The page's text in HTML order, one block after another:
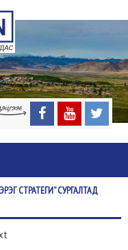
СТРАТЕГИ” СУРГАЛТАД